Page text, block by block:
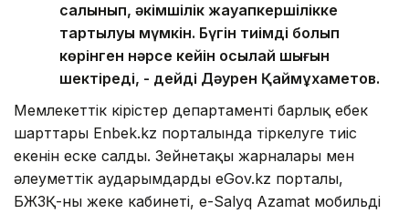
салынып, әкімшілік жауапкершілікке
тартылуы мүмкін. Бүгін тиімді болып
көрінген нәрсе кейін осылай шығын
шектіреді, - дейді Дәурен Қаймұхаметов.
Мемлекеттік кірістер департаменті барлық еңбек
шарттары Enbek.kz порталында тіркелуге тиіс
екенін еске салды. Зейнетақы жарналары мен
әлеуметтік аударымдарды eGov.kz порталы,
БЖЗҚ-ның жеке кабинеті, e-Salyq Azamat мобильді